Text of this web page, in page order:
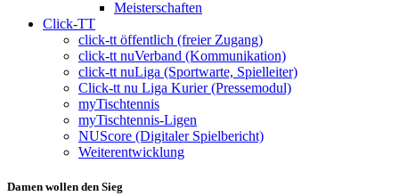
Meisterschaften
Click-TT
click-tt öffentlich (freier Zugang)
click-tt nuVerband (Kommunikation)
click-tt nuLiga (Sportwarte, Spielleiter)
Click-tt nu Liga Kurier (Pressemodul)
myTischtennis
myTischtennis-Ligen
NUScore (Digitaler Spielbericht)
Weiterentwicklung
Damen wollen den Sieg